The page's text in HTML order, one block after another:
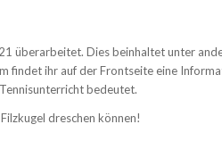
überarbeitet. Dies beinhaltet unter
findet ihr auf der Frontseite eine
bedeutet.
dreschen können!